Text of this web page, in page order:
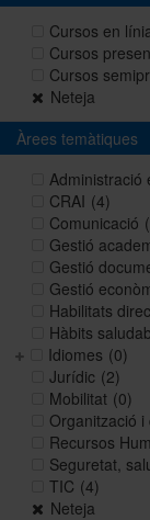
Cursos en
Cursos
Cursos
Neteja
Àrees temàtiques
Administració
CRAI (4)
Comunicació
Gestió
Gestió
Gestió
Habilitats
Hàbits
Idiomes (0)
Jurídic (2)
Mobilitat (0)
Organització i
Recursos
Seguretat,
TIC (4)
Neteja